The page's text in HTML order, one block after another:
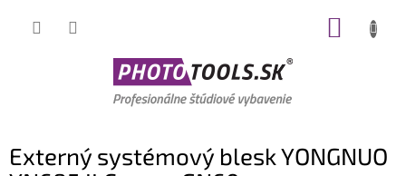
Externý systémový blesk YONGNUO